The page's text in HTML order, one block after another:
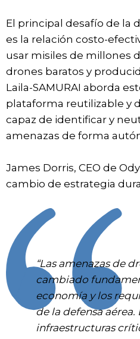
El principal desafío de la
es la relación costo-
usar misiles de millones
drones baratos y
Laila-SAMURAI aborda
plataforma reutilizable y
capaz de identificar y
amenazas de forma
James Dorris, CEO de
cambio de estrategia
“Las amenazas de
cambiado
economía y los
de la defensa aérea.
infraestructuras